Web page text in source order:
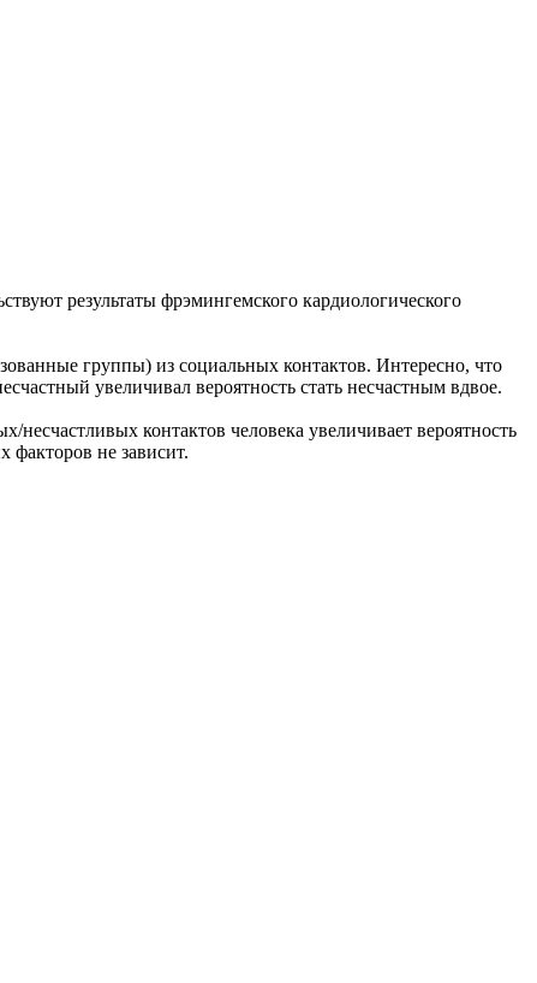
результаты фрэмингемского кардиологического
группы) из социальных контактов. Интересно, что
увеличивал вероятность стать несчастным вдвое.
контактов человека увеличивает вероятность
факторов не зависит.